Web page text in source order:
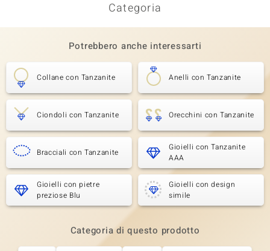
Categoria
Potrebbero anche interessarti
Collane con Tanzanite Anelli con Tanzanite
Ciondoli con Tanzanite Orecchini con Tanzanite
Bracciali con Tanzanite
Gioielli con Tanzanite
AAA
Gioielli con pietre
preziose Blu
Gioielli con design
simile
Categoria di questo prodotto